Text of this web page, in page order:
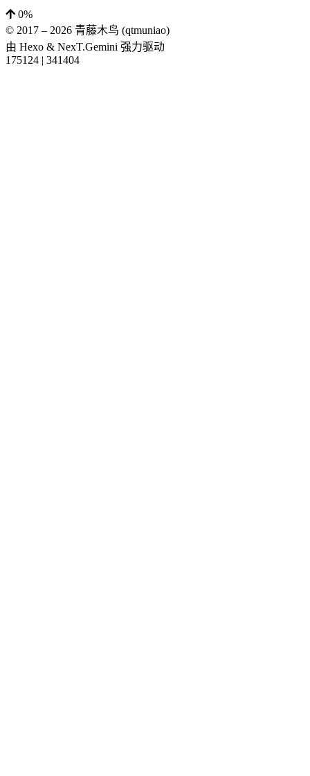
0%
© 2017 – 2026 青藤木鸟 (qtmuniao)
由 Hexo & NexT.Gemini 强力驱动
175124 | 341404